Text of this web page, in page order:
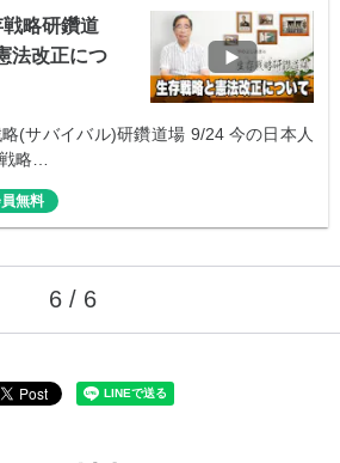
略研鑽道
法改正につ
(サバイバル)研鑽道場 9/24 今の日本人
略…
無料
6 / 6